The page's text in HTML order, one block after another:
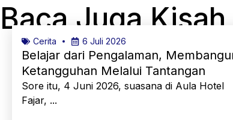
Baca Juga
Cerita 6 Juli 2026
Belajar dari Pengalaman,
Ketangguhan Melalui Tantangan
Sore itu, 4 Juni 2026, suasana di Aula Hotel
Fajar, ...